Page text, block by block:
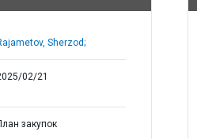
Sherzod;
02/21
закупок